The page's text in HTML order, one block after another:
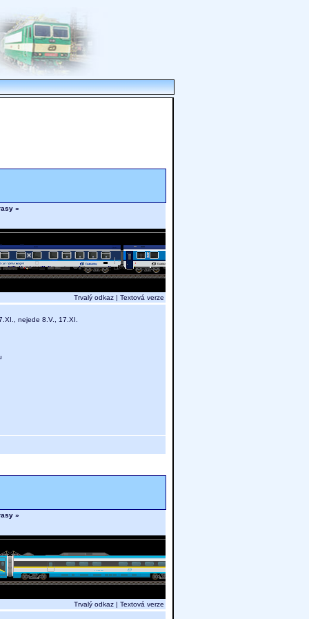
»
Trvalý odkaz | Textová verze
nejede 8.V., 17.XI.
»
Trvalý odkaz | Textová verze